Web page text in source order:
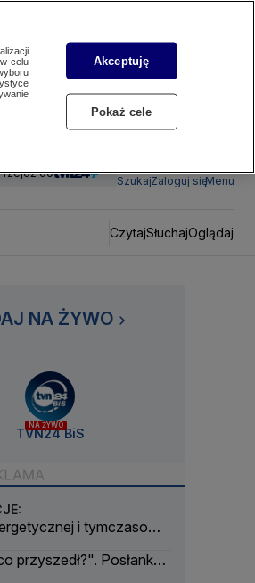
do
SzukajZaloguj sięMenu
CzytajSłuchajOglądaj
NA ŻYWO
NA ŻYWO
TVN24 BiS
i tymczasowa
przyszedł?". Posłanka
celu
Akceptuję
Pokaż cele